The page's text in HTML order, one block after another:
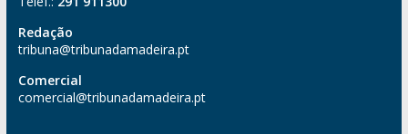
Redação
tribuna@tribunadamadeira.pt
Comercial
comercial@tribunadamadeira.pt